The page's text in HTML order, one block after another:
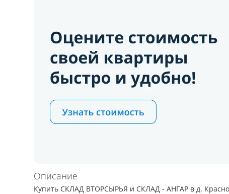
Описание
Купить СКЛАД ВТОРСЫРЬЯ и СКЛАД - АНГАР в д.